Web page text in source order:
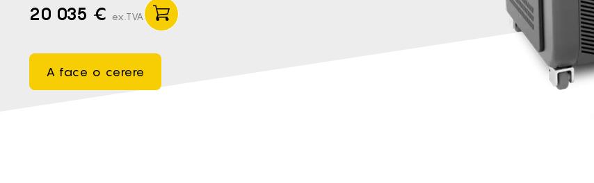
20 035 € ex.TVA
A face o cerere